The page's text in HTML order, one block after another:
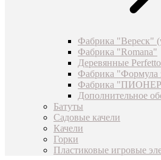
Фабрика "Вереск"
Фабрика "Romana"
Деревянные
Фабрика "Формула
Фабрика
Дополнительное
Батуты
Садовые качели
Качели
Горки
Пластиковые игровые